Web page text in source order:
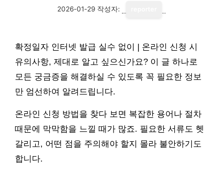
2026-01-29 작성자:
확정일자 인터넷 발급 실수 없이 | 온라인 신청 시
유의사항, 제대로 알고 싶으신가요? 이 글 하나로
모든 궁금증을 해결하실 수 있도록 꼭 필요한 정보
만 엄선하여 알려드립니다.
온라인 신청 방법을 찾다 보면 복잡한 용어나 절차
때문에 막막함을 느낄 때가 많죠. 필요한 서류도 헷
갈리고, 어떤 점을 주의해야 할지 몰라 불안하기도
합니다.